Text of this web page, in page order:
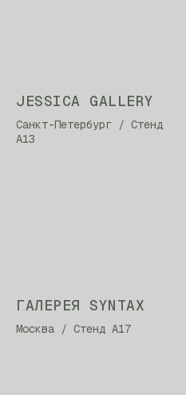
JESSICA GALLERY
Санкт-Петербург / Стенд
А13
ГАЛЕРЕЯ SYNTAX
Москва / Стенд А17